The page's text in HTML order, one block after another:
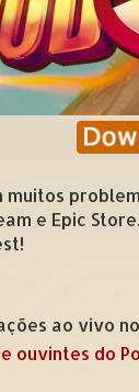
e Epic
ao vivo no
ouvintes do